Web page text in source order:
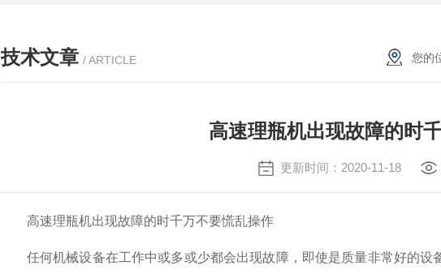
技术文章 / ARTICLE 您的
高速理瓶机出现故障的时
更新时间：2020-11-18
高速理瓶机出现故障的时千万不要慌乱操作
任何机械设备在工作中或多或少都会出现故障，即使是质量非常好的设